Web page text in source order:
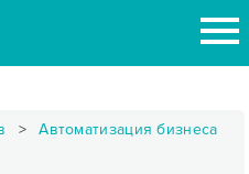
Автоматизация бизнеса